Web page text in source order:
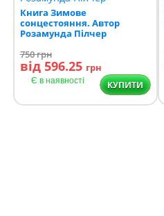
Книга Зимове
сонцестояння. Автор
Розамунда Пілчер
750грн
від 596.25 грн
Є в наявності КУПИТИ